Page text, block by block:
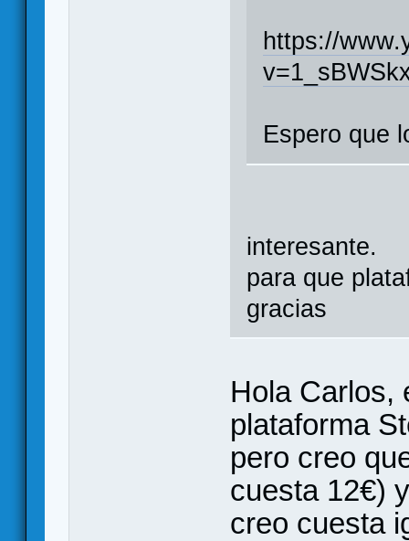
https://
Espero que
interesante.
para que
gracias
Hola Carlos,
plataforma
pero creo
cuesta 12€)
creo cuesta